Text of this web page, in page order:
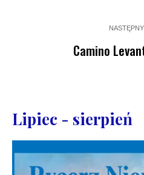
Camino
Lipiec - sierpień